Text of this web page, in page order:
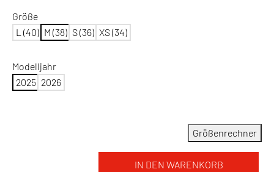
Größe
L (40) M (38) S (36) XS (34)
Modelljahr
2025 2026
Größenrechner
IN DEN WARENKORB